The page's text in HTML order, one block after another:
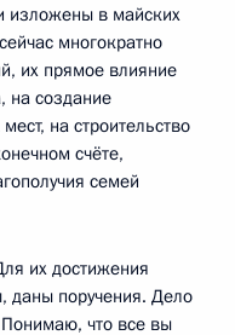
изложены в майских
многократно
их прямое влияние
на создание
на строительство
счёте,
семей
их достижения
даны поручения. Дело
что все вы